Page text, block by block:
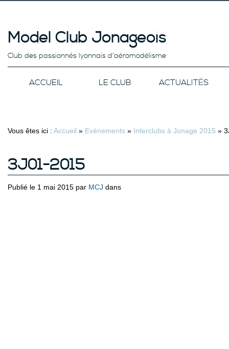
Model Club Jonageois
Club des passionnés lyonnais d’aéromodélisme
ACCUEIL LE CLUB ACTUALITÉS
Vous êtes ici : Accueil » Evénements » Interclubs à Jonage 2015 »
3J01-2015
Publié le 1 mai 2015 par MCJ dans